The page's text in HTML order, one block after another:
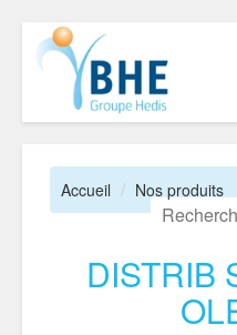
Accueil Nos produits
DISTRIB